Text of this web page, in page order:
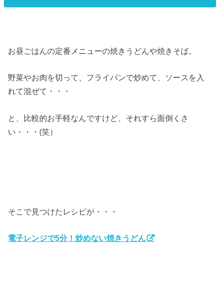
お昼ごはんの定番メニューの焼きうどんや焼きそば。
野菜やお肉を切って、フライパンで炒めて、ソースを入
れて混ぜて・・・
と、比較的お手軽なんですけど、それすら面倒くさ
い・・・(笑）
そこで見つけたレシピが・・・
電子レンジで5分！炒めない焼きうどん